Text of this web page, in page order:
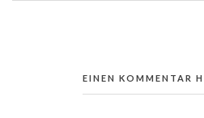
EINEN KOMMENTAR